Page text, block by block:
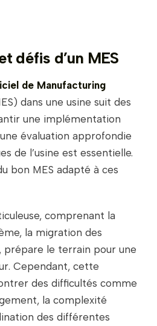
défis d’un MES
de Manufacturing
dans une usine suit des
une implémentation
évaluation approfondie
de l’usine est essentielle.
bon MES adapté à ces
comprenant la
la migration des
prépare le terrain pour une
Cependant, cette
des difficultés comme
la complexité
des différentes